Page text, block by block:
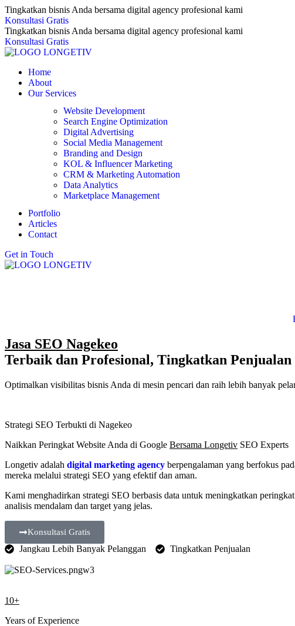
Tingkatkan bisnis Anda bersama digital agency profesional kami
Konsultasi Gratis
Tingkatkan bisnis Anda bersama digital agency profesional kami
Konsultasi Gratis
Home
About
Our Services
Website Development
Search Engine Optimization
Digital Advertising
Social Media Management
Branding and Design
KOL & Influencer Marketing
CRM & Marketing Automation
Data Analytics
Marketplace Management
Portfolio
Articles
Contact
Get in Touch
Jasa SEO Nagekeo
Terbaik dan Profesional, Tingkatkan Penjualan
Optimalkan visibilitas bisnis Anda di mesin pencari dan raih lebih banyak
Strategi SEO Terbukti di Nagekeo
Naikkan Peringkat Website Anda di Google Bersama Longetiv SEO Experts
Longetiv adalah digital marketing agency berpengalaman yang berfokus
mereka melalui strategi SEO yang efektif dan aman.
Kami menghadirkan strategi SEO berbasis data untuk meningkatkan
analisis mendalam dan target yang jelas.
Konsultasi Gratis
Jangkau Lebih Banyak Pelanggan Tingkatkan Penjualan
10+
Years of Experience